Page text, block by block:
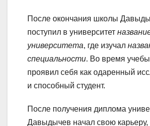
После окончания школы
поступил в университет
университета, где изучал
специальности. Во время
проявил себя как одаренный
и способный студент.
После получения диплома
Давыдычев начал свою карьеру,